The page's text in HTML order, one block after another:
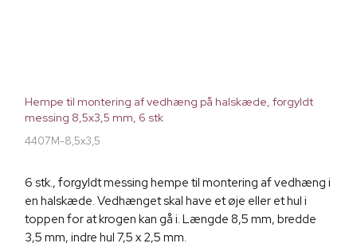
Hempe til montering af vedhæng på halskæde, forgyldt
messing 8,5x3,5 mm, 6 stk
4407M-8,5x3,5
6 stk., forgyldt messing hempe til montering af vedhæng i
en halskæde. Vedhænget skal have et øje eller et hul i
toppen for at krogen kan gå i. Længde 8,5 mm, bredde
3,5 mm, indre hul 7,5 x 2,5 mm.